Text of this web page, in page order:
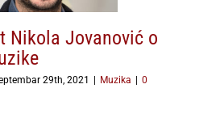
Nikola Jovanović o
29th, 2021 Muzika
0